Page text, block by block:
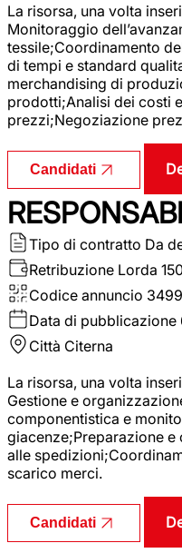
La risorsa, una volta
Monitoraggio
tessile;Coordinamento
di tempi e standard
merchandising di
prodotti;Analisi dei costi
prezzi;Negoziazione
Candidati
Tipo di contratto Da
Retribuzione Lorda
Codice annuncio
Data di pubblicazione
Città Citerna
La risorsa, una volta
Gestione e
componentistica e
giacenze;Preparazione
alle
scarico merci.
Candidati